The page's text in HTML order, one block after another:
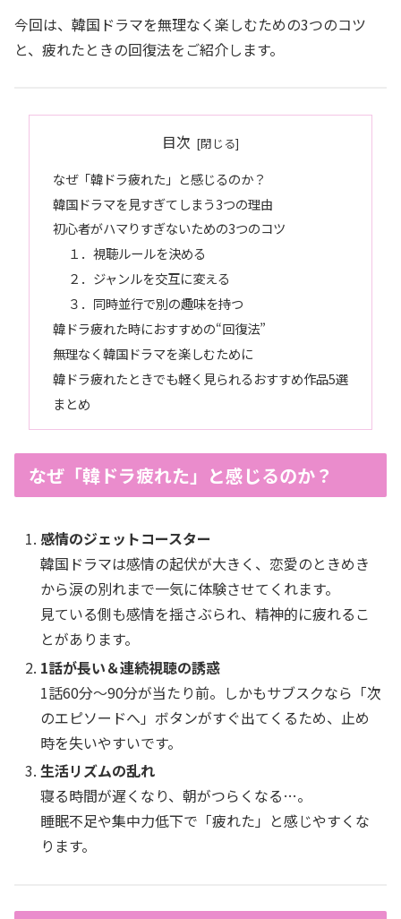
今回は、韓国ドラマを無理なく楽しむための3つのコツ
と、疲れたときの回復法をご紹介します。
目次
なぜ「韓ドラ疲れた」と感じるのか？
韓国ドラマを見すぎてしまう3つの理由
初心者がハマりすぎないための3つのコツ
１．視聴ルールを決める
２．ジャンルを交互に変える
３．同時並行で別の趣味を持つ
韓ドラ疲れた時におすすめの“回復法”
無理なく韓国ドラマを楽しむために
韓ドラ疲れたときでも軽く見られるおすすめ作品5選
まとめ
なぜ「韓ドラ疲れた」と感じるのか？
感情のジェットコースター
韓国ドラマは感情の起伏が大きく、恋愛のときめき
から涙の別れまで一気に体験させてくれます。
見ている側も感情を揺さぶられ、精神的に疲れるこ
とがあります。
1話が長い＆連続視聴の誘惑
1話60分〜90分が当たり前。しかもサブスクなら「次
のエピソードへ」ボタンがすぐ出てくるため、止め
時を失いやすいです。
生活リズムの乱れ
寝る時間が遅くなり、朝がつらくなる…。
睡眠不足や集中力低下で「疲れた」と感じやすくな
ります。